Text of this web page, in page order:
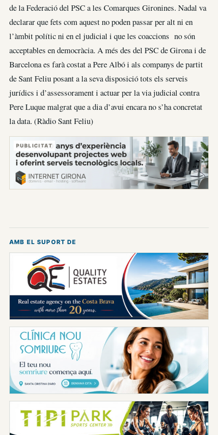
de la Federació del PSC a les Comarques Gironines. Nadal va
declarar que fets com aquest no poden passar per alt ni en
l’àmbit polític ni en el judicial i que les coaccions no són
acceptables en democràcia. A més des del PSC de Girona i de
Barcelona es farà costat a Pere Albó i als companys de partit
de Sant Feliu posant a la seva disposició tots els serveis
jurídics i d’assessorament i actuar per la via judicial contra
Pere Luque malgrat que a dia d’avui encara no s’ha concretat
la data. (Ràdio Sant Feliu)
PUBLICITAT
AMB EL SUPORT DE